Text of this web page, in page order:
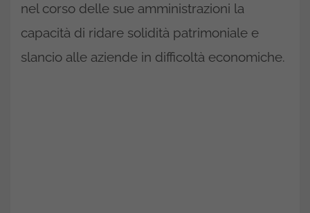
nel corso delle sue amministrazioni la
capacità di ridare solidità patrimoniale e
slancio alle aziende in difficoltà economiche.